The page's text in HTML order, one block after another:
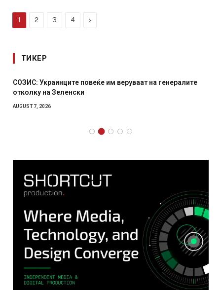
1 2 3 4 Next
ТИКЕР
СОЗИС: Украинците повеќе им веруваат на генералите
отколку на Зеленски
AUGUST 7, 2026